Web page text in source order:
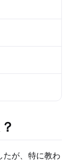
たが、特に教わ